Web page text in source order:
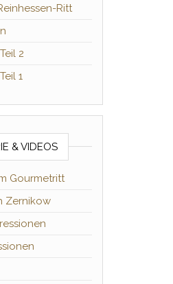
Ritt
2
1
& VIDEOS
Gourmetritt
Zernikow